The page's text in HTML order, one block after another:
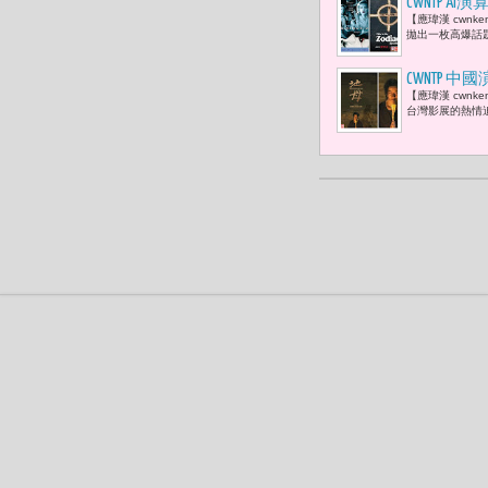
CWNTP AI
能的新敘
【應瑋漢
拋出一枚高爆話
CWNTP 中
戈 -- 步步
【應瑋漢
台灣影展的熱情